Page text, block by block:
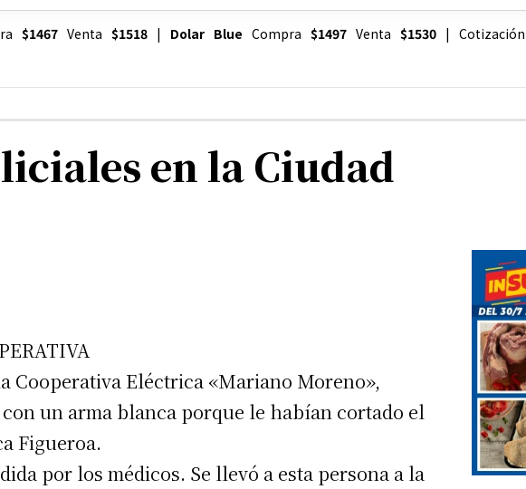
$1467Venta $1518| Dolar Blue Compra $1497Venta $1530| Cotización
en la Ciudad
Cooperativa Eléctrica «Mariano Moreno»,
un arma blanca porque le habían cortado el
Figueroa.
por los médicos. Se llevó a esta persona a la